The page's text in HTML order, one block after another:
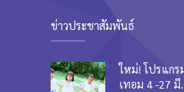
ข่าวประชาสัมพันธ์
ใหม่! โปรแก
เทอม 4 -27 มี